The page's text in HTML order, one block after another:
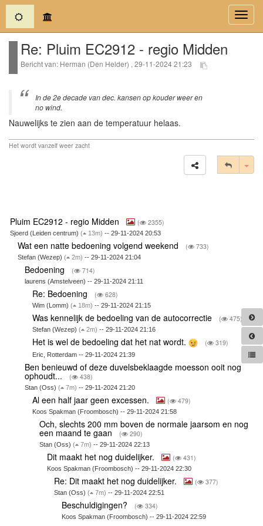
(current)
Re: Pluim EC2912 - regio Midden
Bericht van: Herman (Den Helder) , 29-11-2024 21:23
In de 2e decade van dec. kansen op kouder weer en
no wind.
Nauwelijks te zien aan de temperatuur helaas.
Het wordt vanzelf weer zacht
Pluim EC2912 - regio Midden ( 2355)
Sjoerd (Leiden centrum) ( 13m) -- 29-11-2024 20:53
Wat een natte bedoening volgend weekend ( 733)
Stefan (Wezep) ( 2m) -- 29-11-2024 21:04
Bedoening ( 714)
laurens (Amstelveen) -- 29-11-2024 21:11
Re: Bedoening ( 628)
Wim (Lomm) ( 18m) -- 29-11-2024 21:15
Was kennelijk de bedoeling van de autocorrectie ( 475)
Stefan (Wezep) ( 2m) -- 29-11-2024 21:16
Het is wel de bedoeling dat het nat wordt. ( 319)
Eric, Rotterdam -- 29-11-2024 21:39
Ben benieuwd of deze duvelsbeklaagde moesson ooit nog
ophoudt... ( 438)
Stan (Oss)( 7m) -- 29-11-2024 21:20
Al een half jaar geen excessen. ( 479)
Koos Spakman (Froombosch) -- 29-11-2024 21:58
Och, slechts 200 mm boven de normale jaarsom en nog
een maand te gaan ( 290)
Stan (Oss)( 7m) -- 29-11-2024 22:13
Dit maakt het nog duidelijker. ( 431)
Koos Spakman (Froombosch) -- 29-11-2024 22:30
Re: Dit maakt het nog duidelijker. ( 377)
Stan (Oss)( 7m) -- 29-11-2024 22:51
Beschuldigingen? ( 334)
Koos Spakman (Froombosch) -- 29-11-2024 22:59